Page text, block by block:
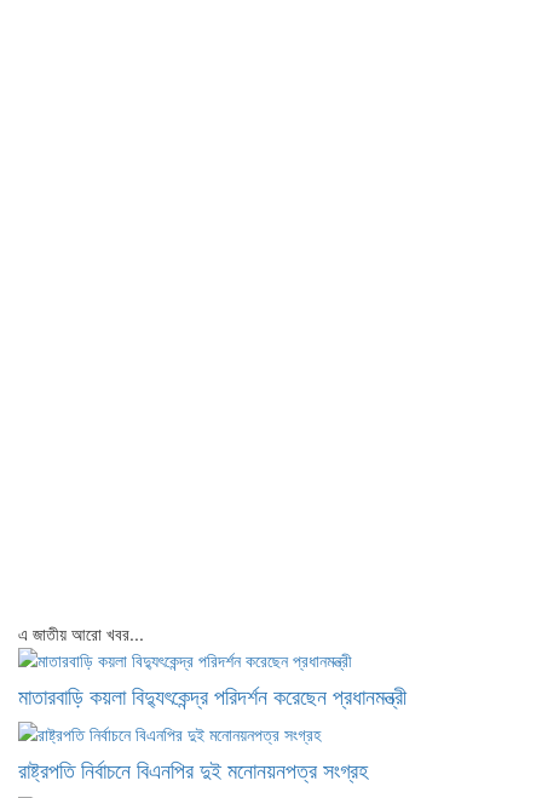
এ জাতীয় আরো খবর...
মাতারবাড়ি কয়লা বিদ্যুৎকেন্দ্র পরিদর্শন করেছেন প্রধানমন্ত্রী
রাষ্ট্রপতি নির্বাচনে বিএনপির দুই মনোনয়নপত্র সংগ্রহ